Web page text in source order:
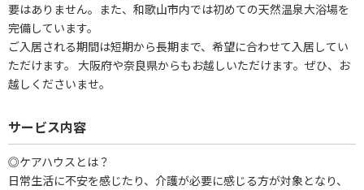
要はありません。また、和歌山市内では初めての天然温泉大浴場を
完備しています。
ご入居される期間は短期から長期まで、希望に合わせて入居してい
ただけます。 大阪府や奈良県からもお越しいただけます。ぜひ、お
越しくださいませ。
サービス内容
◎ケアハウスとは？
日常生活に不安を感じたり、介護が必要に感じる方が対象となり、